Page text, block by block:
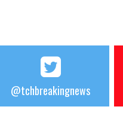
@tchbreakingnews